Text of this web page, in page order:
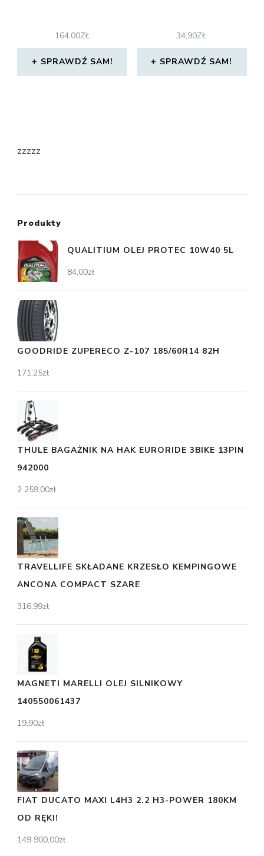
164,00ZŁ
SPRAWDŹ SAM!
34,90ZŁ
SPRAWDŹ SAM!
zzzzz
Produkty
QUALITIUM OLEJ PROTEC 10W40 5L
84,00zł
GOODRIDE ZUPERECO Z-107 185/60R14 82H
171,25zł
THULE BAGAŻNIK NA HAK EURORIDE 3BIKE 13PIN
942000
2 259,00zł
TRAVELLIFE SKŁADANE KRZESŁO KEMPINGOWE
ANCONA COMPACT SZARE
316,99zł
MAGNETI MARELLI OLEJ SILNIKOWY
140550061437
19,90zł
FIAT DUCATO MAXI L4H3 2.2 H3-POWER 180KM
OD RĘKI!
149 900,00zł